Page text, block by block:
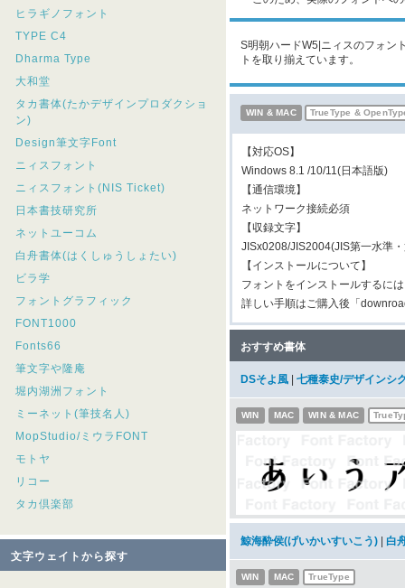
ヒラギノフォント
TYPE C4
Dharma Type
大和堂
タカ書体(たかデザインプロダクショ
ン)
Design筆文字Font
ニィスフォント
ニィスフォント(NIS Ticket)
日本書技研究所
ネットユーコム
白舟書体(はくしゅうしょたい)
ビラ学
フォントグラフィック
FONT1000
Fonts66
筆文字や隆庵
堀内湖洲フォント
ミーネット(筆技名人)
MopStudio/ミウラFONT
モトヤ
リコー
タカ倶楽部
文字ウェイトから探す
S明朝ハードW5|ニィスのフォン
トを取り揃えています。
WIN & MAC TrueType &
【対応OS】
Windows 8.1 /10/11(日本語版)
【通信環境】
ネットワーク接続必須
【収録文字】
JISx0208/JIS2004(JIS第一水
【インストールについて】
フォントをインストールするに
詳しい手順はご購入後「
おすすめ書体
DSそよ風 七種泰史/デザインシ
WIN MAC WIN & MAC
鯨海酔侯(げいかいすいこう) 白
WIN MAC TrueType